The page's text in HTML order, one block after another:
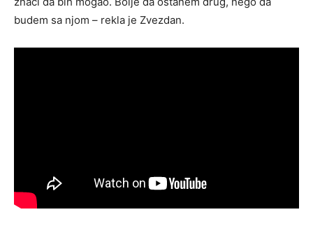
budem sa njom – rekla je Zvezdan.